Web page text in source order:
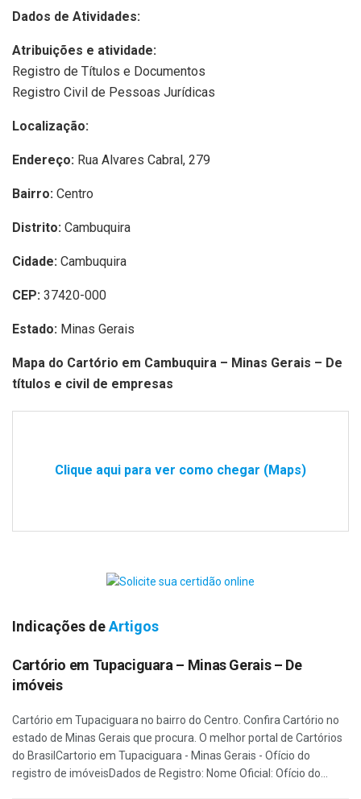
Dados de Atividades:
Atribuições e atividade:
Registro de Títulos e Documentos
Registro Civil de Pessoas Jurídicas
Localização:
Endereço: Rua Alvares Cabral, 279
Bairro: Centro
Distrito: Cambuquira
Cidade: Cambuquira
CEP: 37420-000
Estado: Minas Gerais
Mapa do Cartório em Cambuquira – Minas Gerais – De
títulos e civil de empresas
Clique aqui para ver como chegar (Maps)
Indicações deArtigos
Cartório em Tupaciguara – Minas Gerais – De
imóveis
Cartório em Tupaciguara no bairro do Centro. Confira Cartório no
estado de Minas Gerais que procura. O melhor portal de Cartórios
do BrasilCartorio em Tupaciguara - Minas Gerais - Ofício do
registro de imóveisDados de Registro: Nome Oficial: Ofício do...